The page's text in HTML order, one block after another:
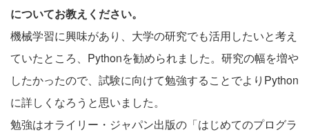
についてお教えください。
機械学習に興味があり、大学の研究でも活用したいと考え
ていたところ、Pythonを勧められました。研究の幅を増や
したかったので、試験に向けて勉強することでよりPython
に詳しくなろうと思いました。
勉強はオライリー・ジャパン出版の「はじめてのプログラ